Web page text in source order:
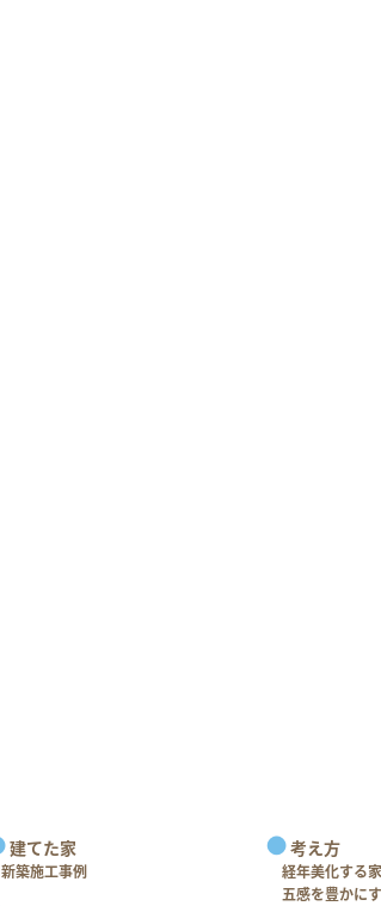
建てた家
新築施工事例
考え方
経年美化する家
五感を豊かに